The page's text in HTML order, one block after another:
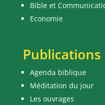
Bible et
Economie
Agenda biblique
Méditation du jour
Les ouvrages